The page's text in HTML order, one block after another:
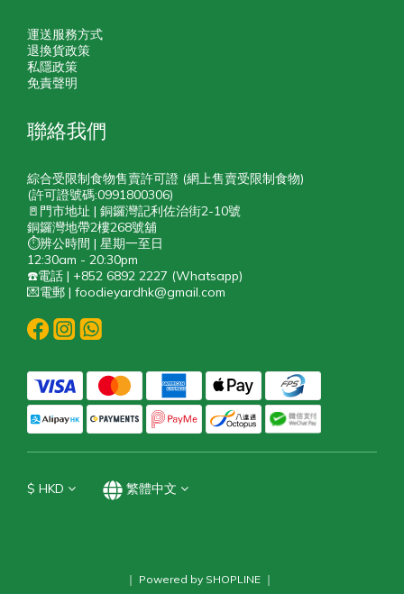
運送服務方式
退換貨政策
私隱政策
免責聲明
聯絡我們
綜合受限制食物售賣許可證 (網上售賣受限制食物)
(許可證號碼:0991800306)
🚪門市地址 | 銅鑼灣記利佐治街2-10號
銅鑼灣地帶2樓268號舖
⏱️辨公時間 | 星期一至日
12:30am - 20:30pm
☎️電話 | +852 6892 2227 (Whatsapp)
💌電郵 | foodieyardhk@gmail.com
$ HKD 繁體中文
｜ Powered by SHOPLINE ｜